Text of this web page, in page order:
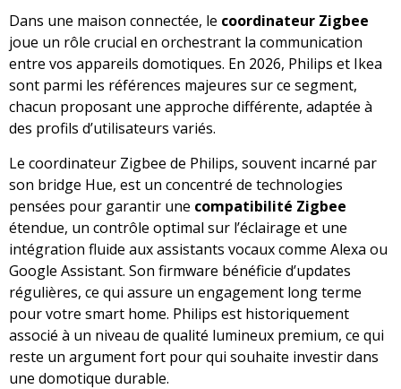
Dans une maison connectée, le coordinateur Zigbee
joue un rôle crucial en orchestrant la communication
entre vos appareils domotiques. En 2026, Philips et Ikea
sont parmi les références majeures sur ce segment,
chacun proposant une approche différente, adaptée à
des profils d’utilisateurs variés.
Le coordinateur Zigbee de Philips, souvent incarné par
son bridge Hue, est un concentré de technologies
pensées pour garantir une compatibilité Zigbee
étendue, un contrôle optimal sur l’éclairage et une
intégration fluide aux assistants vocaux comme Alexa ou
Google Assistant. Son firmware bénéficie d’updates
régulières, ce qui assure un engagement long terme
pour votre smart home. Philips est historiquement
associé à un niveau de qualité lumineux premium, ce qui
reste un argument fort pour qui souhaite investir dans
une domotique durable.